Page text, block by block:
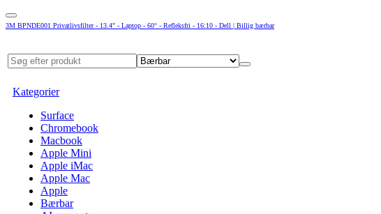
3M BPNDE001 Privatlivsfilter - 13.4" - Laptop - 60° - Refleksfri - 16:10 - Dell | Billig bærbar
Kategorier
Surface
Chromebook
Macbook
Apple Mini
Apple iMac
Apple Mac
Apple
Bærbar